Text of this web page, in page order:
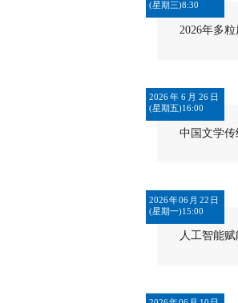
(星期三)8:30
2026年多
2026年6月26日
(星期五)16:00
中国文学
2026年06月22日
(星期一)15:00
人工智能